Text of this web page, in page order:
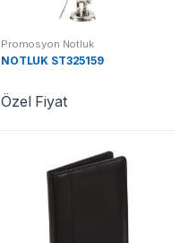
Promosyon Notluk
NOTLUK ST325159
Özel Fiyat